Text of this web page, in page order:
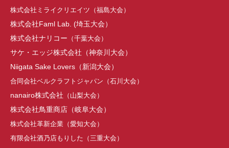
株式会社ミライクリエイツ（福島大会）
株式会社Faml Lab. (埼玉大会）
株式会社ナリコー （千葉大会）
サケ・エッジ株式会社 （神奈川大会）
Niigata Sake Lovers（新潟大会）
合同会社ベルクラフトジャパン（石川大会）
nanairo株式会社 （山梨大会）
株式会社鳥重商店（岐阜大会）
株式会社革新企業（愛知大会 ）
有限会社酒乃店もりした（三重大会）